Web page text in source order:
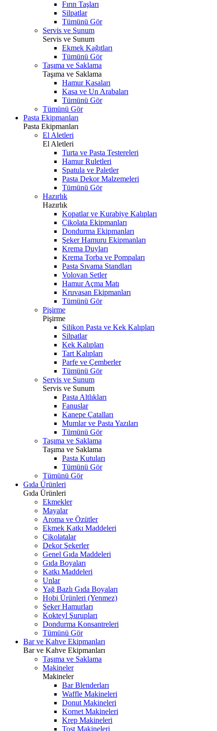
Fırın Taşları
Silpatlar
Tümünü Gör
Servis ve Sunum
Servis ve Sunum
Ekmek Kağıtları
Tümünü Gör
Taşıma ve Saklama
Taşıma ve Saklama
Hamur Kasaları
Kasa ve Un Arabaları
Tümünü Gör
Tümünü Gör
Pasta Ekipmanları
Pasta Ekipmanları
El Aletleri
El Aletleri
Turta ve Pasta Testereleri
Hamur Ruletleri
Spatula ve Paletler
Pasta Dekor Malzemeleri
Tümünü Gör
Hazırlık
Hazırlık
Kopatlar ve Kurabiye Kalıpları
Çikolata Ekipmanları
Dondurma Ekipmanları
Şeker Hamuru Ekipmanları
Krema Duyları
Krema Torba ve Pompaları
Pasta Sıvama Standları
Volovan Setler
Hamur Açma Matı
Kruvasan Ekipmanları
Tümünü Gör
Pişirme
Pişirme
Silikon Pasta ve Kek Kalıpları
Silpatlar
Kek Kalıpları
Tart Kalıpları
Parfe ve Çemberler
Tümünü Gör
Servis ve Sunum
Servis ve Sunum
Pasta Altlıkları
Fanuslar
Kanepe Çatalları
Mumlar ve Pasta Yazıları
Tümünü Gör
Taşıma ve Saklama
Taşıma ve Saklama
Pasta Kutuları
Tümünü Gör
Tümünü Gör
Gıda Ürünleri
Gıda Ürünleri
Ekmekler
Mayalar
Aroma ve Özütler
Ekmek Katkı Maddeleri
Çikolatalar
Dekor Şekerler
Genel Gıda Maddeleri
Gıda Boyaları
Katkı Maddeleri
Unlar
Yağ Bazlı Gıda Boyaları
Hobi Ürünleri (Yenmez)
Şeker Hamurları
Kokteyl Şurupları
Dondurma Konsantreleri
Tümünü Gör
Bar ve Kahve Ekipmanları
Bar ve Kahve Ekipmanları
Taşıma ve Saklama
Makineler
Makineler
Bar Blenderları
Waffle Makineleri
Donut Makineleri
Kornet Makineleri
Krep Makineleri
Tost Makineleri